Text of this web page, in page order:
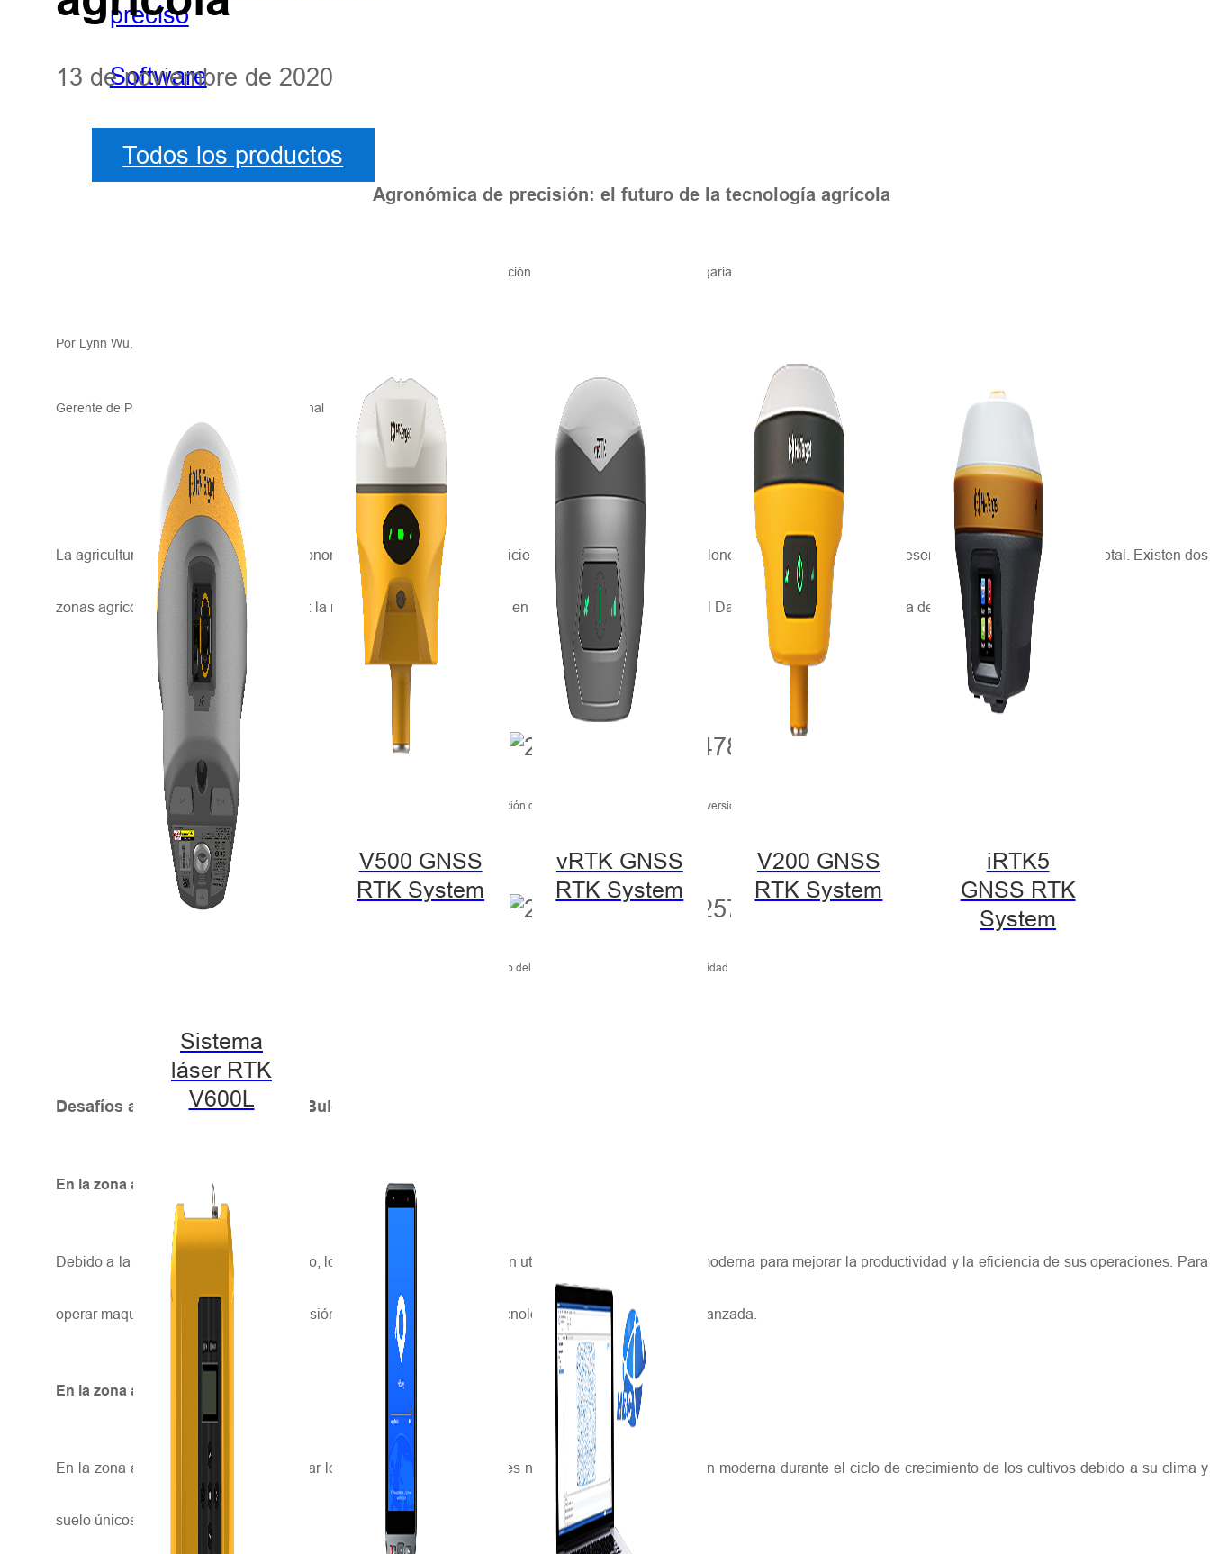
preciso
Software
Todos los productos
Sistema
láser RTK
V600L
V500 GNSS
RTK System
vRTK GNSS
RTK System
V200 GNSS
RTK System
iRTK5
GNSS RTK
System
13 de noviembre de 2020
Agronómica de precisión: el futuro de la tecnología agrícola
Una solución SIG para la agricultura en Bulgaria de Hi-Target
Por Lynn Wu,
Gerente de Producto de Hi-Target International
La agricultura es el sector líder de la economía búlgara, con una superficie cultivable de hasta 6,16 millones de hectáreas, lo que representa 551 TP3T del territorio total. Existen dos
zonas agrícolas principales en Bulgaria: la región de Dobroga, ubicada en las llanuras montañosas del Danubio al noreste, y la llanura de Trace al sur.
Bulgaria – Utilización de la tierra de la Biblioteca de la Universidad de Texas en Austin
Bulgaria – Uso del suelo de la Biblioteca de la Universidad de Texas en Austin
Desafíos agrícolas que enfrenta Bulgaria
En la zona agrícola del norte
Debido a la extensa superficie de cultivo, los agricultores locales deben utilizar maquinaria agrícola moderna para mejorar la productividad y la eficiencia de sus operaciones. Para
operar maquinaria agrícola de alta precisión y exactitud, se requiere tecnología de posicionamiento avanzada.
En la zona agrícola del sur
En la zona agrícola del sur, para mejorar los beneficios económicos, es necesario utilizar una gestión moderna durante el ciclo de crecimiento de los cultivos debido a su clima y
suelo únicos.